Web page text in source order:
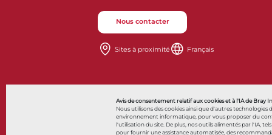
Avis de consentement relatif aux cookies et à l'IA de Bray
Nous utilisons des cookies ainsi que d'autres
environnement informatique, pour vous proposer du
l'utilisation du site. De plus, nos outils alimentés par l'IA,
pour fournir une assistance automatisée, des
Nous contacter
Sites à proximité Français
Also of Interest